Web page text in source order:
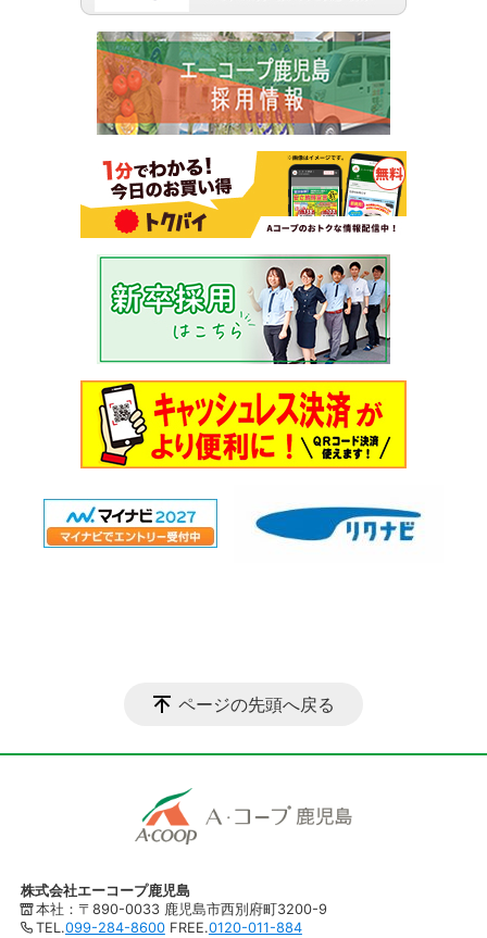
ページの先頭へ戻る
株式会社エーコープ鹿児島
本社：〒890-0033 鹿児島市西別府町3200-9
TEL.099-284-8600FREE.0120-011-884